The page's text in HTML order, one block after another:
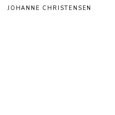
JOHANNE CHRISTENSEN